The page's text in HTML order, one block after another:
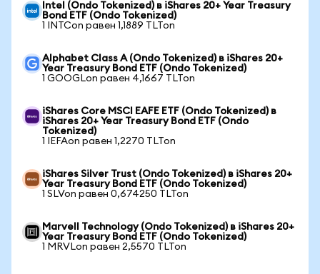
Intel (Ondo Tokenized) в iShares 20+ Year Treasury
Bond ETF (Ondo Tokenized)
1 INTCon равен 1,1889 TLTon
Alphabet Class A (Ondo Tokenized) в iShares 20+
Year Treasury Bond ETF (Ondo Tokenized)
1 GOOGLon равен 4,1667 TLTon
iShares Core MSCI EAFE ETF (Ondo Tokenized) в
iShares 20+ Year Treasury Bond ETF (Ondo
Tokenized)
1 IEFAon равен 1,2270 TLTon
iShares Silver Trust (Ondo Tokenized) в iShares 20+
Year Treasury Bond ETF (Ondo Tokenized)
1 SLVon равен 0,674250 TLTon
Marvell Technology (Ondo Tokenized) в iShares 20+
Year Treasury Bond ETF (Ondo Tokenized)
1 MRVLon равен 2,5570 TLTon